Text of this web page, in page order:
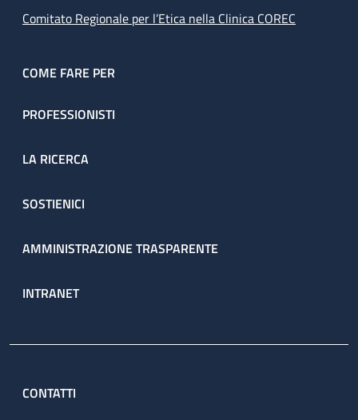
Comitato Regionale per l’Etica nella Clinica COREC
COME FARE PER
PROFESSIONISTI
LA RICERCA
SOSTIENICI
AMMINISTRAZIONE TRASPARENTE
INTRANET
CONTATTI